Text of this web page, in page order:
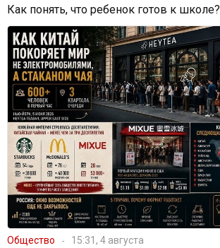
Как понять, что ребенок готов к школе?
Общество 15:31, 4 августа